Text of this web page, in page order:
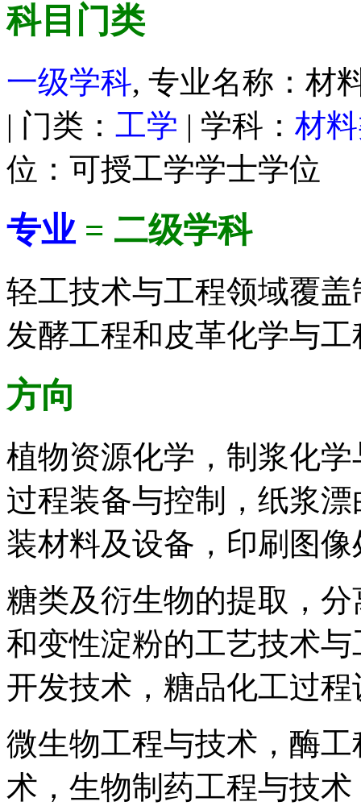
科目门类
一级学科, 专业名称：材
| 门类： 工学 | 学科： 材
位：可授工学学士学位
专业= 二级学科
轻工技术与工程领域覆
发酵工程和皮革化学与
方向
植物资源化学，制浆化
过程装备与控制，纸浆
装材料及设备，印刷图
糖类及衍生物的提取，
和变性淀粉的工艺技术
开发技术，糖品化工过
微生物工程与技术，酶
术，生物制药工程与技